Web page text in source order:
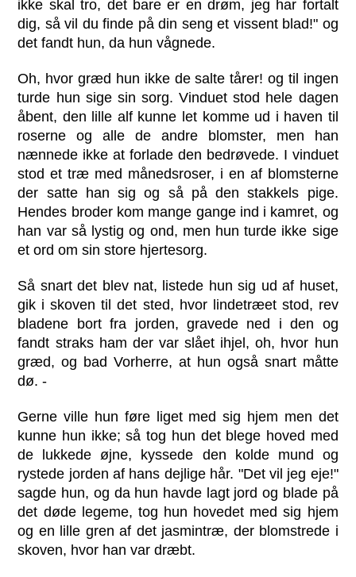
ikke skal tro, det bare er en drøm, jeg har fortalt
dig, så vil du finde på din seng et vissent blad!" og
det fandt hun, da hun vågnede.
Oh, hvor græd hun ikke de salte tårer! og til ingen
turde hun sige sin sorg. Vinduet stod hele dagen
åbent, den lille alf kunne let komme ud i haven til
roserne og alle de andre blomster, men han
nænnede ikke at forlade den bedrøvede. I vinduet
stod et træ med månedsroser, i en af blomsterne
der satte han sig og så på den stakkels pige.
Hendes broder kom mange gange ind i kamret, og
han var så lystig og ond, men hun turde ikke sige
et ord om sin store hjertesorg.
Så snart det blev nat, listede hun sig ud af huset,
gik i skoven til det sted, hvor lindetræet stod, rev
bladene bort fra jorden, gravede ned i den og
fandt straks ham der var slået ihjel, oh, hvor hun
græd, og bad Vorherre, at hun også snart måtte
dø. -
Gerne ville hun føre liget med sig hjem men det
kunne hun ikke; så tog hun det blege hoved med
de lukkede øjne, kyssede den kolde mund og
rystede jorden af hans dejlige hår. "Det vil jeg eje!"
sagde hun, og da hun havde lagt jord og blade på
det døde legeme, tog hun hovedet med sig hjem
og en lille gren af det jasmintræ, der blomstrede i
skoven, hvor han var dræbt.